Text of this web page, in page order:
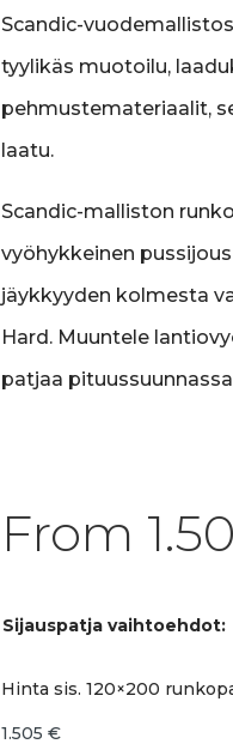
Scandic-
tyylikäs muotoilu,
pehmustemateriaalit,
laatu.
Scandic-malliston
vyöhykkeinen
jäykkyyden kolmesta
Hard. Muuntele
patjaa
From
Sijauspatja vaihtoehdot:
Hinta sis. 120×200
1.505 €